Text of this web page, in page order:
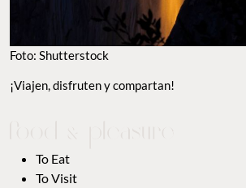
Foto: Shutterstock
¡Viajen, disfruten y compartan!
To Eat
To Visit